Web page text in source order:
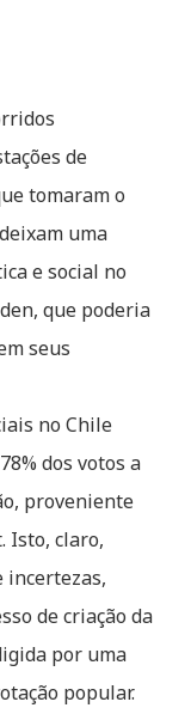
de
tomaram o
uma
e social no
que poderia
seus
no Chile
dos votos a
proveniente
Isto, claro,
incertezas,
de criação da
por uma
popular.